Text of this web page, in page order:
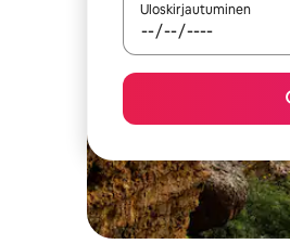
Uloskirjautuminen